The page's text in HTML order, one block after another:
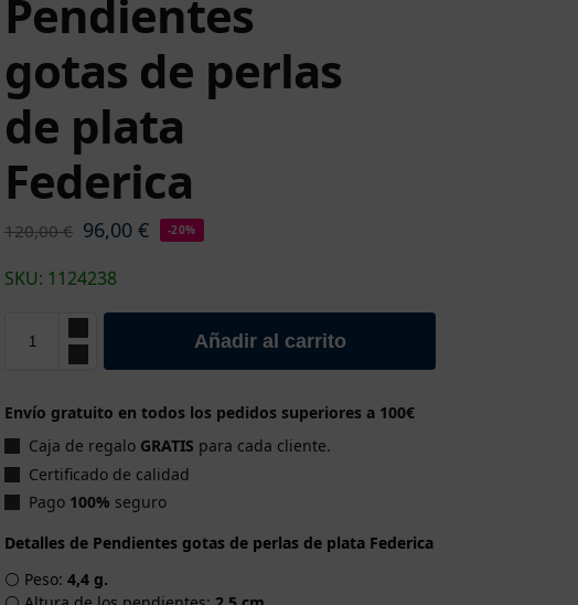
Pendientes
gotas de perlas
de plata
Federica
120,00€ 96,00€ -20%
SKU: 1124238
Añadir al carrito
Envío gratuito en todos los pedidos superiores a 100€
Caja de regalo GRATIS para cada cliente.
Certificado de calidad
Pago 100% seguro
Detalles de Pendientes gotas de perlas de plata Federica
⚪ Peso:4,4 g.